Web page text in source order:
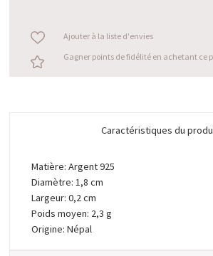
Ajouter à la liste d'envies
Gagner points de fidélité en achetant ce
Caractéristiques du
Matière: Argent 925
Diamètre: 1,8 cm
Largeur: 0,2 cm
Poids moyen: 2,3 g
Origine: Népal